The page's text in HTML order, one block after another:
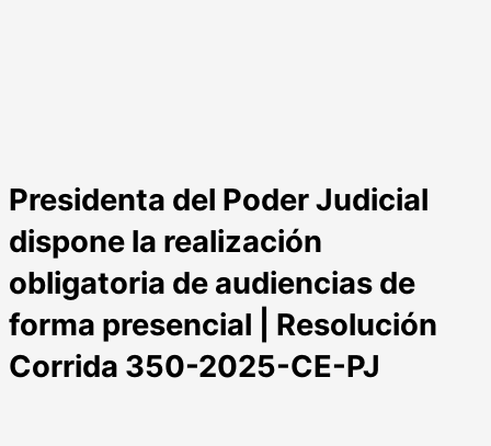
Presidenta del Poder Judicial
dispone la realización
obligatoria de audiencias de
forma presencial | Resolución
Corrida 350-2025-CE-PJ